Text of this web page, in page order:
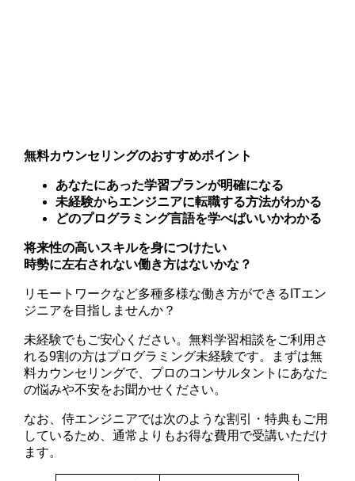
無料カウンセリングのおすすめポイント
あなたにあった学習プランが明確になる
未経験からエンジニアに転職する方法がわかる
どのプログラミング言語を学べばいいかわかる
将来性の高いスキルを身につけたい
時勢に左右されない働き方はないかな？
リモートワークなど多種多様な働き方ができるITエン
ジニアを目指しませんか？
未経験でもご安心ください。無料学習相談をご利用さ
れる9割の方はプログラミング未経験です。まずは無
料カウンセリングで、プロのコンサルタントにあなた
の悩みや不安をお聞かせください。
なお、侍エンジニアでは次のような割引・特典もご用
しているため、通常よりもお得な費用で受講いただけ
ます。